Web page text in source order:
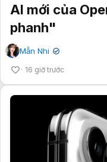
AI mới của
phanh"
Mẫn Nhi ✔
16 giờ trước